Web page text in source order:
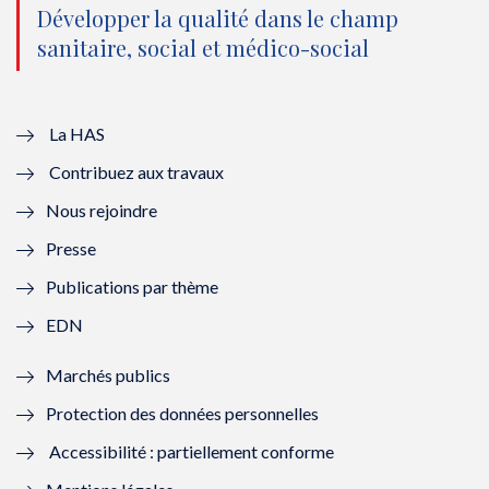
o
u
l
l
f
n
ê
t
n
o
e
e
n
ê
o
u
ê
t
n
o
ê
Développer la qualité dans le champ
sanitaire, social et médico-social
La HAS
Contribuez aux travaux
Nous rejoindre
Presse
Publications par thème
EDN
Marchés publics
Protection des données personnelles
Accessibilité : partiellement conforme